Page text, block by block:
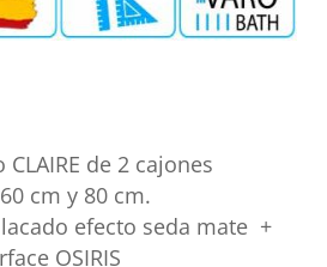
de 2 cajones
cm y 80 cm.
efecto seda mate +
OSIRIS